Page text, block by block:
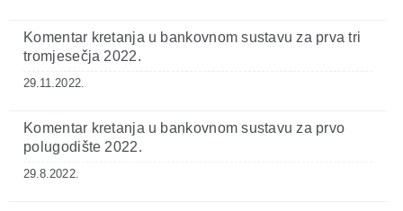
Komentar kretanja u bankovnom sustavu za prva tri
tromjesečja 2022.
29.11.2022.
Komentar kretanja u bankovnom sustavu za prvo
polugodište 2022.
29.8.2022.